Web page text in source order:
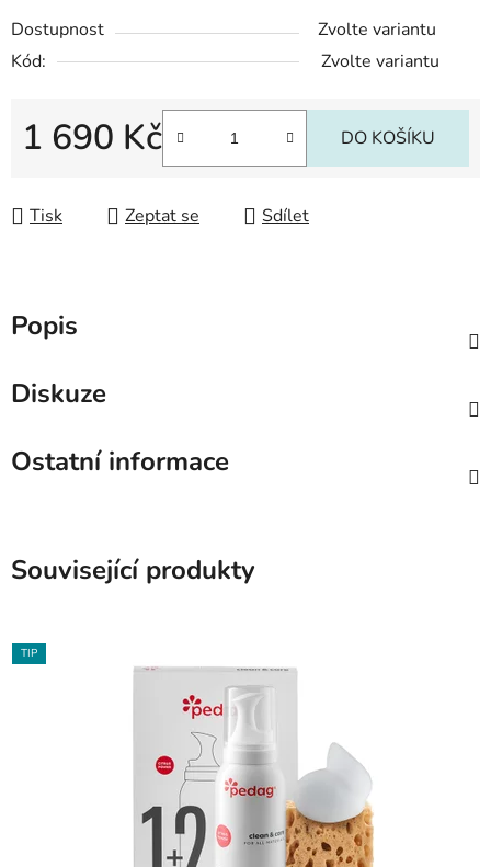
Dostupnost
Zvolte variantu
Kód:
Zvolte variantu
1 690 Kč DO KOŠÍKU
Tisk Zeptat se Sdílet
Popis
Diskuze
Ostatní informace
Související produkty
TIP